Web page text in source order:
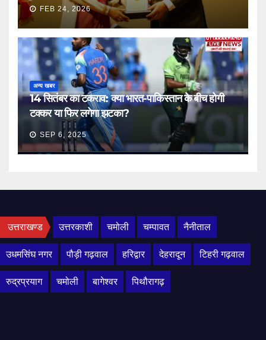
FEB 24, 2026
अन्य खबर
14 सितंबर का टकराव: क्या भारत-पाकिस्तान के बीच होगी
टक्कर या फिर लगेगा झटका?
SEP 6, 2025
उत्तराखण्ड उत्तरकाशी चमोली चम्पावत नैनीताल
उधमसिंघ नगर पौड़ी गढ़वाल हरिद्वार देहरादून टिहरी गढ़वाल
रुद्रप्रयाग चमोली बागेश्वर पिथौरागढ़